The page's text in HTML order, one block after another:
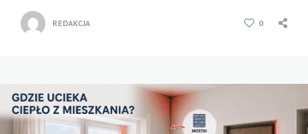
REDAKCJA 0